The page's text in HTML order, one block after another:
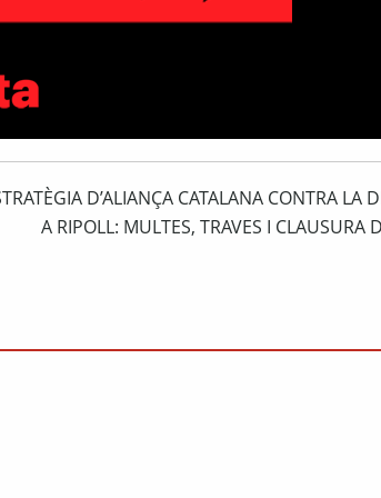
D’ALIANÇA CATALANA CONTRA LA
A RIPOLL: MULTES, TRAVES I CLAUSURA